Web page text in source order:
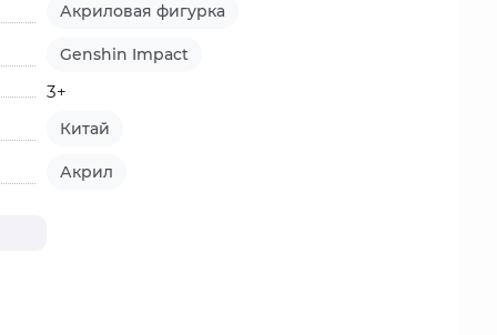
Акриловая фигурка
Genshin Impact
3+
Китай
Акрил